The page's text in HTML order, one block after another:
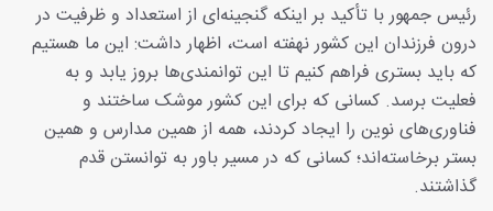
رئیس جمهور با تأکید بر اینکه گنجینه‌ای از استعداد و ظرفیت در
درون فرزندان این کشور نهفته است، اظهار داشت: این ما هستیم
که باید بستری فراهم کنیم تا این توانمندی‌ها بروز یابد و به
فعلیت برسد. کسانی که برای این کشور موشک ساختند و
فناوری‌های نوین را ایجاد کردند، همه از همین مدارس و همین
بستر برخاسته‌اند؛ کسانی که در مسیر باور به توانستن قدم
گذاشتند.